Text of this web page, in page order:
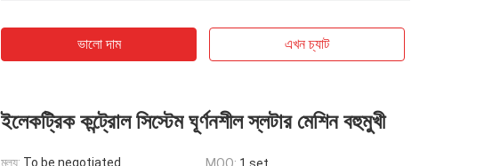
ভালো দাম এখন চ্যাট
ইলেকট্রিক কন্ট্রোল সিস্টেম ঘূর্ণনশীল স্লটার মেশিন বহুমুখী
মূল্য: To be negotiated